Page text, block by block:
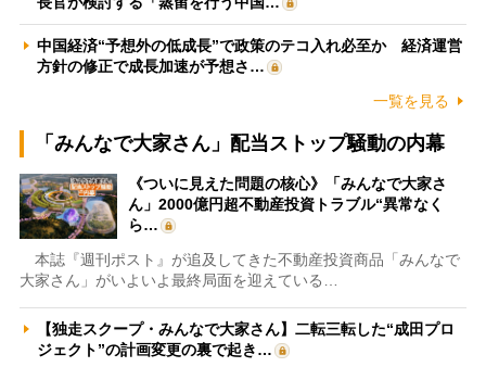
中国経済“予想外の低成長”で政策のテコ入れ必至か 経済運営
方針の修正で成長加速が予想さ…
一覧を見る
「みんなで大家さん」配当ストップ騒動の内幕
《ついに見えた問題の核心》「みんなで大家さ
ん」2000億円超不動産投資トラブル“異常なく
ら…
本誌『週刊ポスト』が追及してきた不動産投資商品「みんなで
大家さん」がいよいよ最終局面を迎えている…
【独走スクープ・みんなで大家さん】二転三転した“成田プロ
ジェクト”の計画変更の裏で起き…